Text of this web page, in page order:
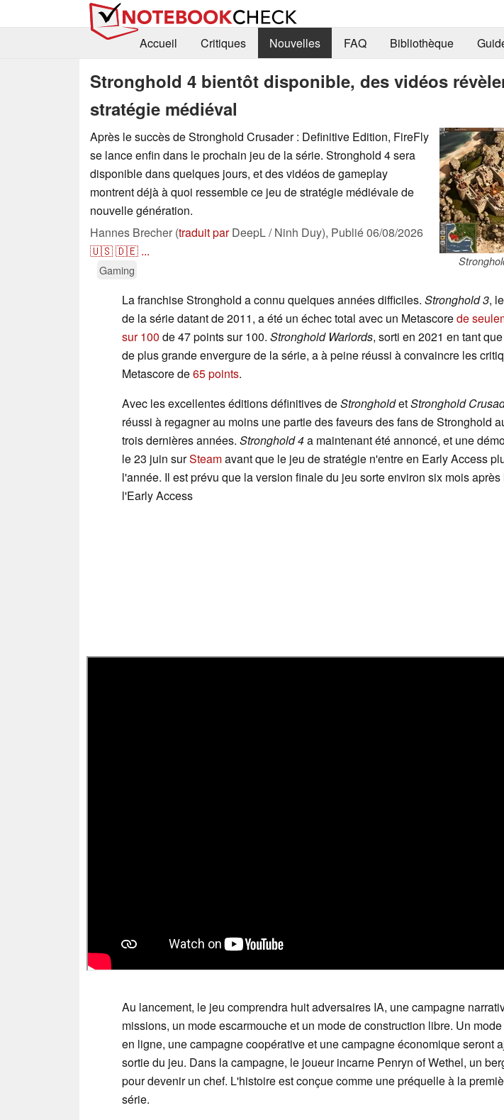
Accueil
Critiques Nouvelles FAQ Bibliothèque
Stronghold 4 bientôt disponible, des vidéos
stratégie médiéval
Après le succès de Stronghold Crusader : Definitive Edition, FireFly
se lance enfin dans le prochain jeu de la série. Stronghold 4 sera
disponible dans quelques jours, et des vidéos de gameplay
montrent déjà à quoi ressemble ce jeu de stratégie médiévale de
nouvelle génération.
Hannes Brecher (traduit parDeepL / Ninh Duy), Publié06/08/2026
🇺🇸🇩🇪 ...
Gaming
La franchise Stronghold a connu quelques années difficiles. Stronghold 3,
de la série datant de 2011, a été un échec total avec un Metascorede
sur 100 de 47 points sur 100. Stronghold Warlords, sorti en 2021 en tant
de plus grande envergure de la série, a à peine réussi à convaincre les
Metascore de65 points.
Avec les excellentes éditions définitives deStrongholdetStronghold
réussi à regagner au moins une partie des faveurs des fans de Stronghold
trois dernières années. Stronghold 4a maintenant été annoncé, et une
le 23 juin surSteamavant que le jeu de stratégie n'entre en Early Access
l'année. Il est prévu que la version finale du jeu sorte environ six mois
l'Early Access
Au lancement, le jeu comprendra huit adversaires IA, une campagne
missions, un mode escarmouche et un mode de construction libre. Un
en ligne, une campagne coopérative et une campagne économique seront
sortie du jeu. Dans la campagne, le joueur incarne Penryn of Wethel, un
pour devenir un chef. L'histoire est conçue comme une préquelle à la
série.